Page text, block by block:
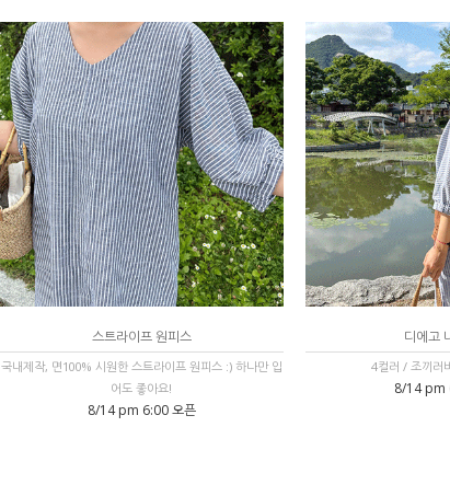
스트라이프 원피스
국내제작, 면100% 시원한 스트라이프 원피스 :) 하나만 입
어도 좋아요!
8/14 pm 6:00 오픈
디에고
4컬러 / 조끼러
8/14 pm